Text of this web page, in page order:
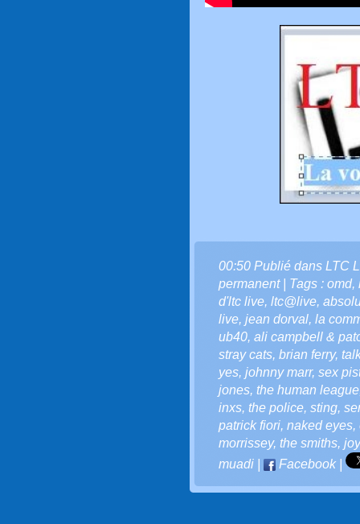
00:50 Publié dans LTC
permanent| Tags : omd,
d'ltc live, ltc@live,
live, jean dorval, la
ub40, ali campbell &
stray cats, brian ferry,
yes, johnny marr, sex
jones, the human league
inxs, the police, sting,
patrick fiori, naked eyes,
morrissey, the smiths,
muadi
Facebook|